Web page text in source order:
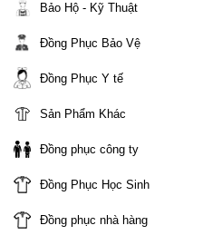
Bảo Hộ - Kỹ Thuật
Đồng Phục Bảo Vệ
Đồng Phục Y tế
Sản Phẩm Khác
Đồng phục công ty
Đồng Phục Học Sinh
Đồng phục nhà hàng